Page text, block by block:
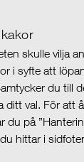
skulle vilja
i syfte att
du till
ditt val. För att
du på
hittar i